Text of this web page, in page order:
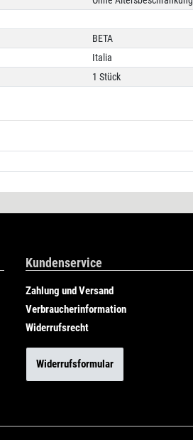
BETA
Italia
1 Stück
Kundenservice
Zahlung und Versand
Verbraucherinformation
Widerrufsrecht
Widerrufsformular